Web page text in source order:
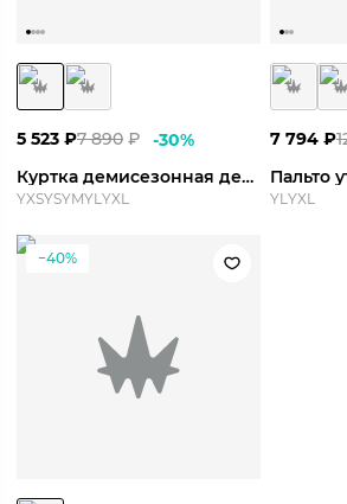
7 890 ₽
5 523 ₽ -30%
Куртка демисезонная детская Element 24 Fall Jacket Y
YXSYSYMYLYXL
7 794 ₽
YLYXL
−40%